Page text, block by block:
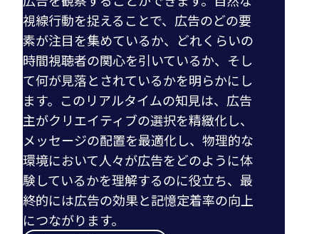
視線行動を捉えることで、広告のどの要
素が注目を集めているか、どれくらいの
時間視聴者の関心を引いているか、そし
て何が見落とされているかを明らかにし
ます。このリアルタイムの知見は、広告
主がクリエイティブの選択を精緻化し、
メッセージの配置を最適化し、物理的な
環境において人々が広告をどのように体
験しているかを理解するのに役立ち、最
終的には広告の効果と記憶定着率の向上
につながります。